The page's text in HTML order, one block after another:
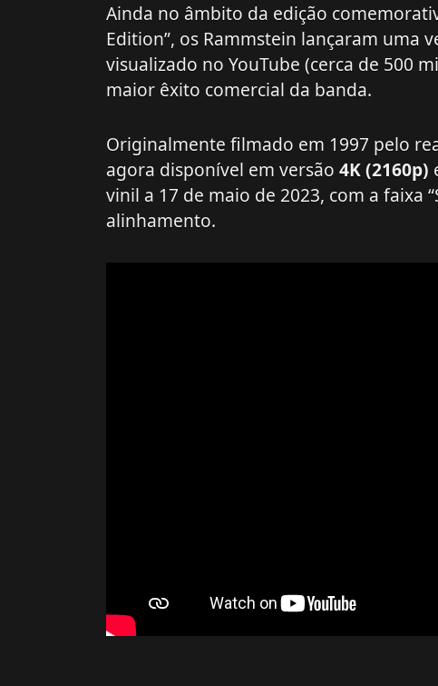
Ainda no âmbito da edição
Edition”, os Rammstein lançaram uma
visualizado no YouTube (cerca de 500
maior êxito comercial da banda.
Originalmente filmado em 1997 pelo
agora disponível em versão 4K (2160p)
vinil a 17 de maio de 2023, com a faixa
alinhamento.